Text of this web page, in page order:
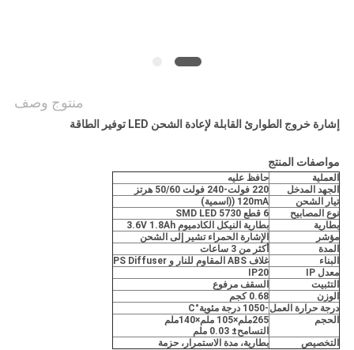
منتوج وصف
إشارة خروج الطوارئ القابلة لإعادة الشحن LED توفير الطاقة
مواصفات المنتج
العملية
حافظ عليه
الجهد المدخل
220 فولت-240 فولت 50/60 هرتز
تيار الشحن
120mA ((اسمية)
نوع المصابيح
6 قطع 5730 SMD LED
بطارية
بطارية النيكل الكادميوم 3.6V 1.8Ah
مؤشر
الإشارة الحمراء تشير إلى الشحن
المدة
أكثر من 3 ساعات
البناء
غلاف ABS المقاوم للنار و PS Diffuser
معدل IP
IP20
التثبيت
السقف مرفوع
الوزن
0.68 كجم
درجة حرارة العمل -1050 درجة مئوية
°C
الحجم
265ملم ×105 ملم
×140ملم
التسامح± 0.03 ملم
التخصيص
بطارية، مدة الاستمرار، حزمة